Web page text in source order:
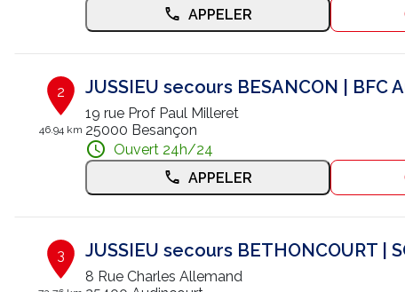
APPELER
2
46.94 km
JUSSIEU secours BESANCON | BFC
19 rue Prof Paul Milleret
25000 Besançon
Ouvert 24h/24
APPELER
3 JUSSIEU secours BETHONCOURT |
8 Rue Charles Allemand